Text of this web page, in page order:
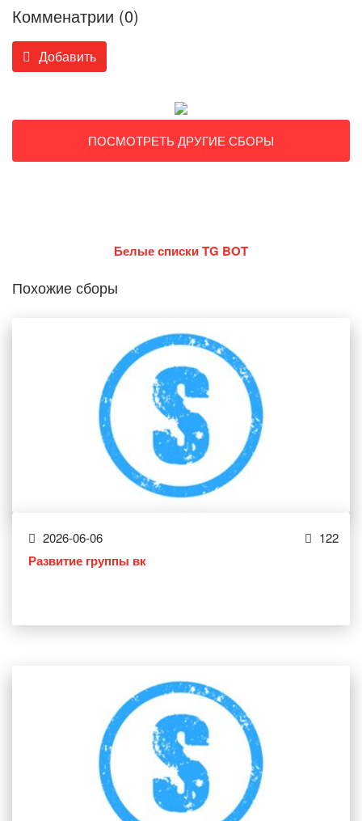
Комменатрии (0)
Добавить
ПОСМОТРЕТЬ ДРУГИЕ СБОРЫ
Белые списки TG BOT
Похожие сборы
2026-06-06 122
Развитие группы вк